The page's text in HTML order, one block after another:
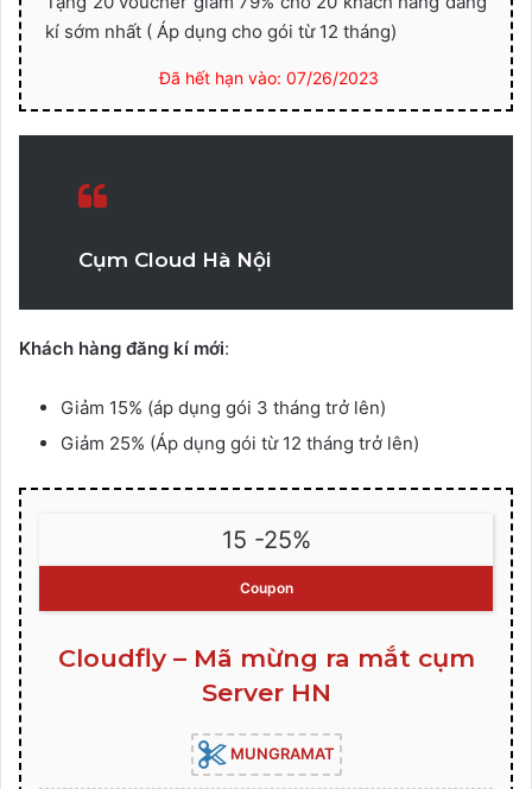
kí sớm nhất ( Áp dụng cho gói từ 12 tháng)
Đã hết hạn vào: 07/26/2023
Cụm Cloud Hà Nội
Khách hàng đăng kí mới:
Giảm 15% (áp dụng gói 3 tháng trở lên)
Giảm 25% (Áp dụng gói từ 12 tháng trở lên)
15 -25%
Coupon
Cloudfly – Mã mừng ra mắt cụm
Server HN
MUNGRAMAT